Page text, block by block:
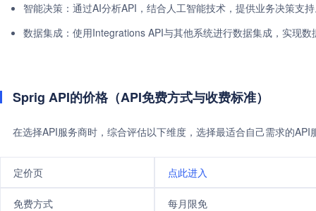
智能决策：通过AI分析API，结合人工智能技术，提供业务决策支
数据集成：使用Integrations API与其他系统进行数据集成，实现
Sprig API的价格（API免费方式与收费标准）
在选择API服务商时，综合评估以下维度，选择最适合自己需求的
定价页 点此进入
免费方式 每月限免